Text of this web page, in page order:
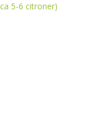
5-6 citroner)